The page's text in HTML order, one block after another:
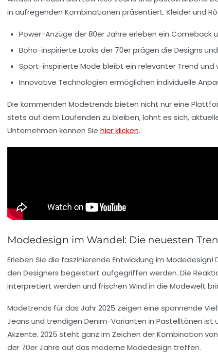
in aufregenden Kombinationen präsentiert. Kleider und
Power-Anzüge der 80er Jahre erleben ein
Boho-inspirierte Looks der 70er prägen die Designs
Sport-inspirierte Mode bleibt ein relevanter Trend
Innovative Technologien ermöglichen individuelle
Die kommenden Modetrends bieten nicht nur eine
stets auf dem Laufenden zu bleiben, lohnt es sich,
Unternehmen können Sie hier klicken.
Modedesign im Wandel: Die neuesten
Erleben Sie die faszinierende Entwicklung im Modedesign!
den Designers begeistert aufgegriffen werden. Die
interpretiert werden und frischen Wind in die Modewelt
Modetrends für das Jahr 2025 zeigen eine spannende
Jeans und trendigen Denim-Varianten in Pastelltönen
Akzente. 2025 steht ganz im Zeichen der Kombination
der 70er Jahre auf das moderne Modedesign treffen.